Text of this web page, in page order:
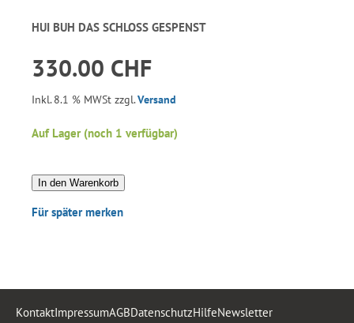
HUI BUH DAS SCHLOSS GESPENST
330.00 CHF
Inkl. 8.1 % MWSt zzgl.Versand
Auf Lager (noch 1 verfügbar)
In den Warenkorb
Für später merken
KontaktImpressumAGBDatenschutzHilfeNewsletter